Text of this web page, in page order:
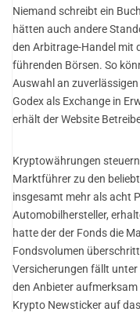
Niemand schreibt ein
hätten auch andere
den Arbitrage-Handel mit
führenden Börsen. So
Auswahl an
Godex als Exchange in
erhält der Website
Kryptowährungen
Marktführer zu den
insgesamt mehr als acht
Automobilhersteller,
hatte der der Fonds die
Fondsvolumen
Versicherungen fällt unter
den Anbieter
Krypto Newsticker auf